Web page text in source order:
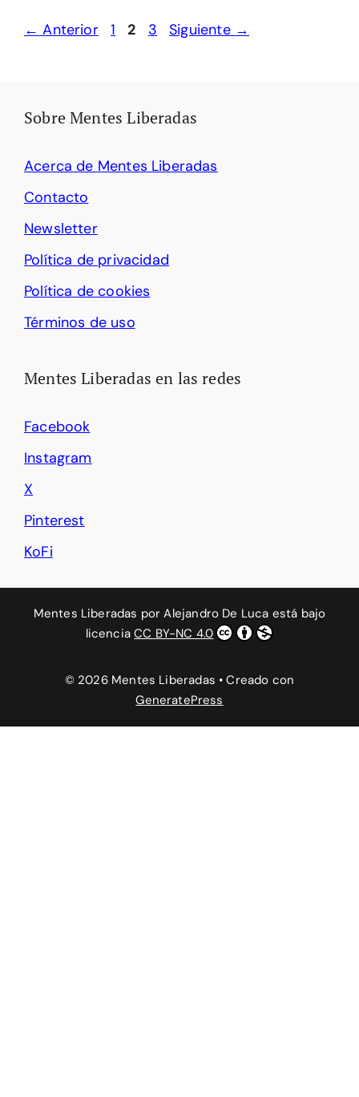
← Anterior Página
1 Página
2 Página
3 Siguiente →
Sobre Mentes Liberadas
Acerca de Mentes Liberadas
Contacto
Newsletter
Política de privacidad
Política de cookies
Términos de uso
Mentes Liberadas en las redes
Facebook
Instagram
X
Pinterest
KoFi
Mentes Liberadas porAlejandro De Luca está bajo
licenciaCC BY-NC 4.0
© 2026 Mentes Liberadas • Creado con
GeneratePress